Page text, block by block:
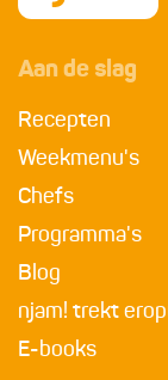
Aan de slag
Recepten
Weekmenu's
Chefs
Programma's
Blog
njam! trekt
E-books